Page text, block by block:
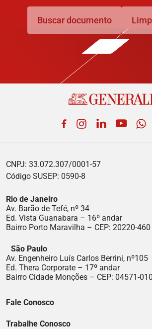
Buscar documento
Facebook
CNPJ: 33.072.307/0001-57
Código SUSEP: 0590-8
Rio de Janeiro
Av. Barão de Tefé, nº 34
Ed. Vista Guanabara – 16º andar
Bairro Porto Maravilha – CEP: 20220-460
São Paulo
Av. Engenheiro Luís Carlos Berrini, nº105
Ed. Thera Corporate – 17º andar
Bairro Cidade Monções – CEP: 04571-010
Fale Conosco
Trabalhe Conosco